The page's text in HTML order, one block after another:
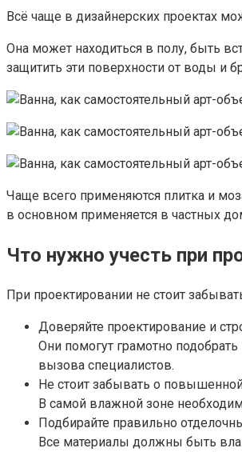
Всё чаще в дизайнерских проектах
Она может находиться в полу, быть
защитить эти поверхности от воды и
Чаще всего применяются плитка и
в основном применяется в частных
Что нужно учесть при
При проектировании не стоит
Доверяйте проектирование и
Они помогут грамотно
вызова специалистов.
Не стоит забывать о
В самой влажной зоне
Подбирайте правильно
Все материалы должны быть